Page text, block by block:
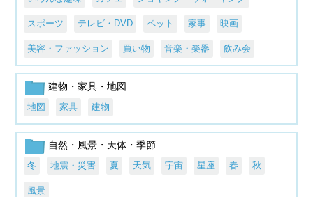
スポーツ テレビ・DVD ペット 家事 映画
美容・ファッション 買い物 音楽・楽器 飲み会
建物・家具・地図
地図 家具 建物
自然・風景・天体・季節
冬 地震・災害 夏 天気 宇宙 星座 春 秋
風景